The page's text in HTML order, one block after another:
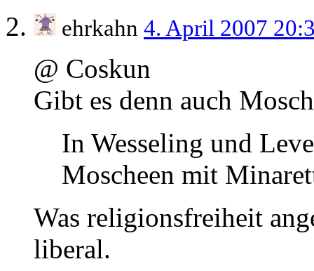
ehrkahn 4. April 2007
@ Coskun
Gibt es denn auch
In Wesseling und
Moscheen mit
Was religionsfreiheit
liberal.